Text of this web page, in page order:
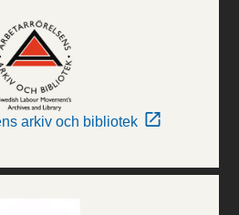
arkiv och bibliotek